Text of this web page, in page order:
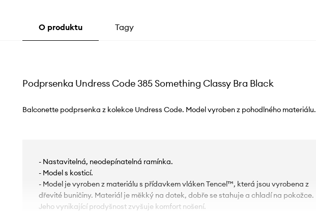
O produktu Tagy
Podprsenka Undress Code 385 Something Classy Bra Black
Balconette podprsenka z kolekce Undress Code. Model vyroben z pohodlného materiálu.
- Nastavitelná, neodepínatelná ramínka.
- Model s kosticí.
- Model je vyroben z materiálu s přídavkem vláken Tencel™, která jsou vyrobena z
dřevité buničiny. Materiál je měkký na dotek, dobře se stahuje a chladí na pokožce.
Jeho vynikající prodyšnost zvyšuje komfort nošení.